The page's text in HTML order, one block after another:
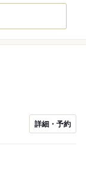
詳細・予約